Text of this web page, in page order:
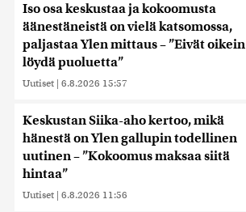
Iso osa keskustaa ja kokoomusta
äänestäneistä on vielä katsomossa,
paljastaa Ylen mittaus – ”Eivät oikein
löydä puoluetta”
Uutiset | 6.8.2026 15:57
Keskustan Siika-aho kertoo, mikä
hänestä on Ylen gallupin todellinen
uutinen – ”Kokoomus maksaa siitä
hintaa”
Uutiset | 6.8.2026 11:56